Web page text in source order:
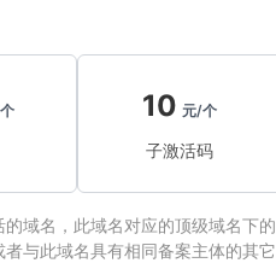
10 元/个
子激活码
的域名，此域名对应的顶级域名下的
与此域名具有相同备案主体的其它